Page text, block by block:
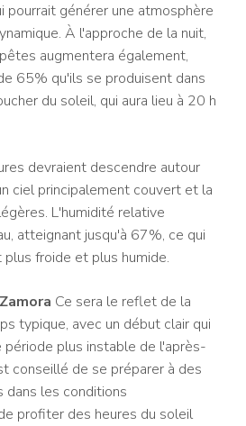
pourrait générer une atmosphère
À l'approche de la nuit,
augmentera également,
65% qu'ils se produisent dans
du soleil, qui aura lieu à 20 h
devraient descendre autour
ciel principalement couvert et la
L'humidité relative
atteignant jusqu'à 67%, ce qui
froide et plus humide.
Zamora Ce sera le reflet de la
typique, avec un début clair qui
période plus instable de l'après-
conseillé de se préparer à des
dans les conditions
profiter des heures du soleil